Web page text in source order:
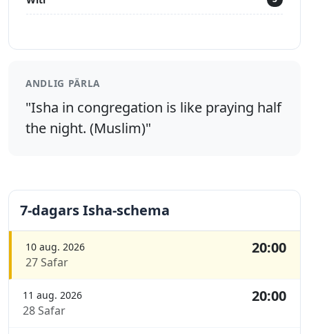
ANDLIG PÄRLA
"Isha in congregation is like praying half
the night. (Muslim)"
7-dagars Isha-schema
10 aug. 2026
27 Safar
20:00
11 aug. 2026
28 Safar
20:00